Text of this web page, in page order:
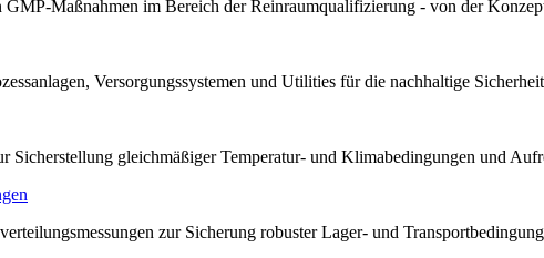
GMP-Maßnahmen im Bereich der Reinraumqualifizierung - von der
Versorgungssystemen und Utilities für die nachhaltige
Sicherstellung gleichmäßiger Temperatur- und Klimabedingungen und
zur Sicherung robuster Lager- und